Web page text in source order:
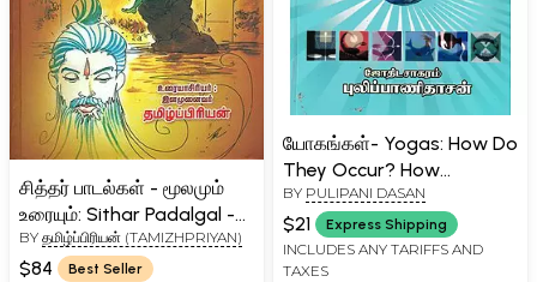
சித்தர் பாடல்கள் - மூலமும்
உரையும்: Sithar Padalgal -
Moolamum Uraiyum
(Tamil)
BY தமிழ்ப்பிரியன் (TAMIZHPRIYAN)
$84
Best Seller
யோகங்கள்- Yogas: How Do
They Occur? How
Effective Are They?
(Tamil)
BY PULIPANI DASAN
$21 Express Shipping
INCLUDES ANY TARIFFS AND
TAXES